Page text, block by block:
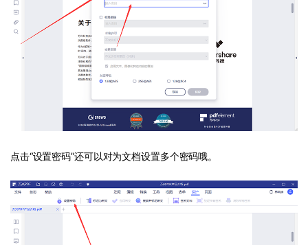
点击“设置密码”还可以对为文档设置多个密码哦。